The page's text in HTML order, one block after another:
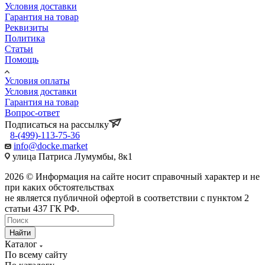
Условия доставки
Гарантия на товар
Реквизиты
Политика
Статьи
Помощь
Условия оплаты
Условия доставки
Гарантия на товар
Вопрос-ответ
Подписаться на рассылку
8-(499)-113-75-36
info@docke.market
улица Патриса Лумумбы, 8к1
2026 © Информация на сайте носит справочный характер и не
при каких обстоятельствах
не является публичной офертой в соответствии с пунктом 2
статьи 437 ГК РФ.
Найти
Каталог
По всему сайту